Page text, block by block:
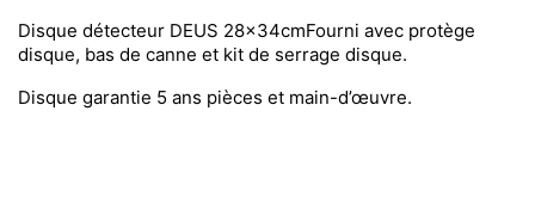
Disque détecteur DEUS 28x34cmFourni avec protège
disque, bas de canne et kit de serrage disque.
Disque garantie 5 ans pièces et main-d’œuvre.